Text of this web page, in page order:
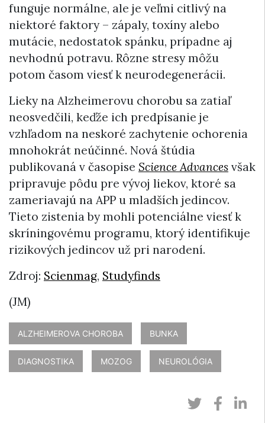
funguje normálne, ale je veľmi citlivý na
niektoré faktory – zápaly, toxíny alebo
mutácie, nedostatok spánku, prípadne aj
nevhodnú potravu. Rôzne stresy môžu
potom časom viesť k neurodegenerácii.
Lieky na Alzheimerovu chorobu sa zatiaľ
neosvedčili, keďže ich predpísanie je
vzhľadom na neskoré zachytenie ochorenia
mnohokrát neúčinné. Nová štúdia
publikovaná v časopise Science Advances však
pripravuje pôdu pre vývoj liekov, ktoré sa
zameriavajú na APP u mladších jedincov.
Tieto zistenia by mohli potenciálne viesť k
skríningovému programu, ktorý identifikuje
rizikových jedincov už pri narodení.
Zdroj: Scienmag, Studyfinds
(JM)
ALZHEIMEROVA CHOROBA BUNKA
DIAGNOSTIKA MOZOG NEUROLÓGIA